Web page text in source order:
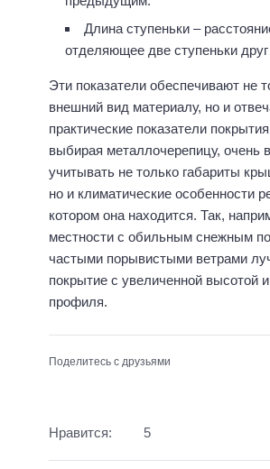
Длина ступеньки –
отделяющее две ступеньки друг
Эти показатели обеспечивают не
внешний вид материалу, но и
практические показатели
выбирая металлочерепицу, очень
учитывать не только габариты
но и климатические особенности
котором она находится. Так,
местности с обильным снежным
частыми порывистыми ветрами
покрытие с увеличенной высотой
профиля.
Поделитесь с друзьями
Нравится: 5